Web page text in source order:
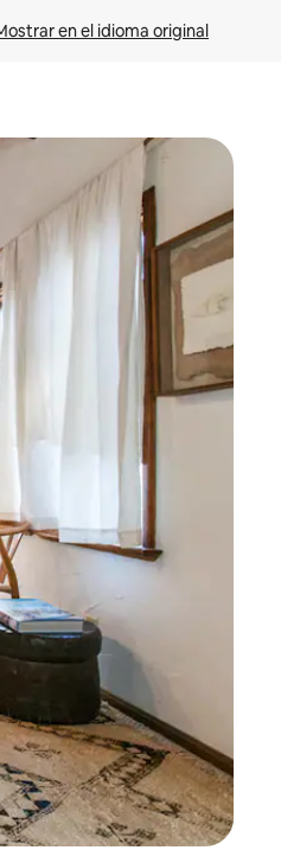
en el idioma original
con el tacto o desliza el